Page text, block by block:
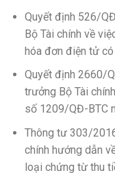
Quyết định 526/
Bộ Tài chính về
hóa đơn điện tử
Quyết định 2660/
trưởng Bộ Tài
số 1209/QĐ-BTC
Thông tư 303/
chính hướng dẫn
loại chứng từ thu